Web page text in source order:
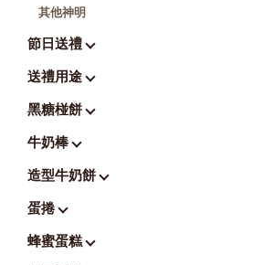
其他神明
節日送禮
送禮用途
黑糖椪餅
牛奶棒
造型牛奶餅
蛋捲
蜂蜜蛋糕